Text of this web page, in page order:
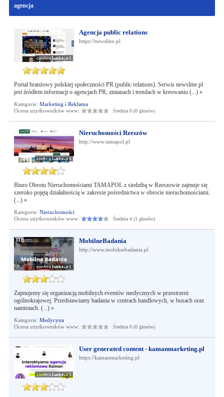
agencja
Agencja public relations
https://newsline.pl
Portal branżowy polskiej społeczności PR (public relations). Serwis newsline.pl
jest źródłem informacji o agencjach PR, zmianach i trendach w kreowaniu (...) »
Kategorie: Marketing i Reklama
Ocena użytkowników www:
Średnia 0 (0 głosów)
Nieruchomości Rzeszów
http://www.tamapol.pl
Biuro Obrotu Nieruchomościami TAMAPOL z siedzibą w Rzeszowie zajmuje się
szeroko pojętą działalnością w zakresie pośrednictwa w obrocie nieruchomościami.
(...) »
Kategorie: Nieruchomości
Ocena użytkowników www:
Średnia 4 (1 głosów)
MobilneBadania
http://www.mobilnebadania.pl
Zajmujemy się organizacją mobilnych eventów medycznych w przestrzeni
ogólnokrajowej. Przedstawiamy badania w centrach handlowych, w busach oraz
namiotach. (...) »
Kategorie: Medycyna
Ocena użytkowników www:
Średnia 0 (0 głosów)
User generated content - kamanmarketing.pl
https://kamanmarketing.pl